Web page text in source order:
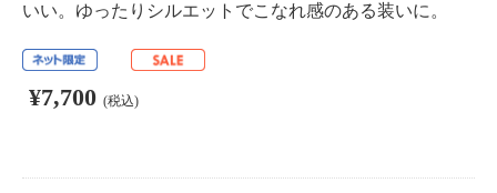
いい。ゆったりシルエットでこなれ感のある装いに。
¥7,700 (税込)